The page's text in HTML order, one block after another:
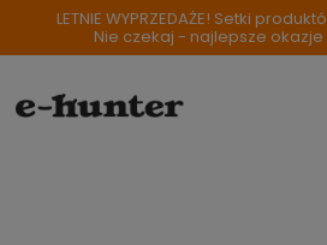
LETNIE WYPRZEDAŻE! Setki
Nie czekaj - najlepsze